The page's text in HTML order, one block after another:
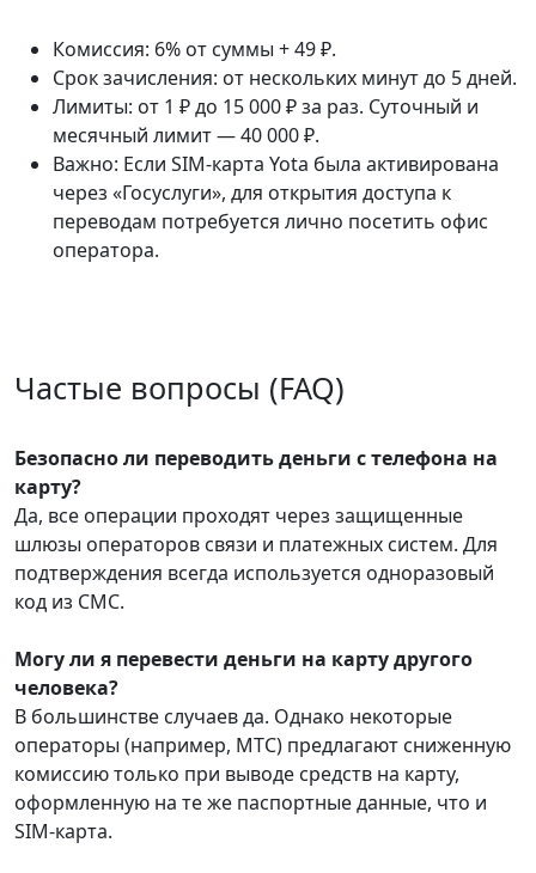
Комиссия: 6% от суммы + 49 ₽.
Срок зачисления: от нескольких минут до 5 дней.
Лимиты: от 1 ₽ до 15 000 ₽ за раз. Суточный и
месячный лимит — 40 000 ₽.
Важно: Если SIM-карта Yota была активирована
через «Госуслуги», для открытия доступа к
переводам потребуется лично посетить офис
оператора.
Частые вопросы (FAQ)
Безопасно ли переводить деньги с телефона на
карту?
Да, все операции проходят через защищенные
шлюзы операторов связи и платежных систем. Для
подтверждения всегда используется одноразовый
код из СМС.
Могу ли я перевести деньги на карту другого
человека?
В большинстве случаев да. Однако некоторые
операторы (например, МТС) предлагают сниженную
комиссию только при выводе средств на карту,
оформленную на те же паспортные данные, что и
SIM-карта.